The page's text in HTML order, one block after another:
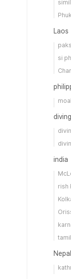
Laos
si
diving
india
rish
Nepal